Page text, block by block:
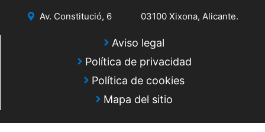
Av. Constitució, 6 03100 Xixona, Alicante.
Aviso legal
Política de privacidad
Política de cookies
Mapa del sitio